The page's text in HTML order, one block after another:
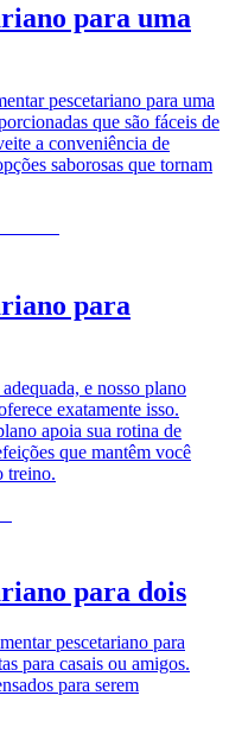
para uma
pescetariano para uma
que são fáceis de
a conveniência de
saborosas que tornam
para
e nosso plano
exatamente isso.
apoia sua rotina de
que mantêm você
treino.
para dois
pescetariano para
para casais ou amigos.
para serem